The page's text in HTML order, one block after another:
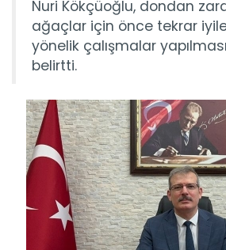
Nuri Kökçüoğlu, dondan
ağaçlar için önce tekrar
yönelik çalışmalar
belirtti.